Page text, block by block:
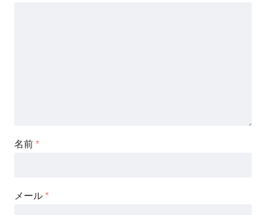
名前 *
メール *